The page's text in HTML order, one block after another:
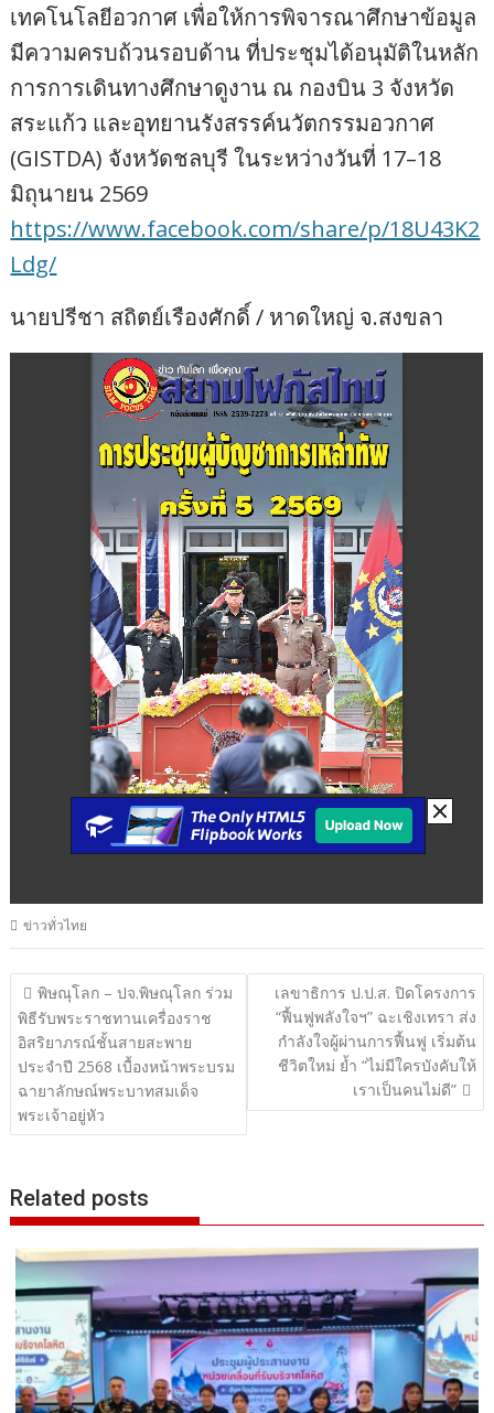
เทคโนโลยีอวกาศ เพื่อให้การพิจารณาศึกษาข้อมูล
มีความครบถ้วนรอบด้าน ที่ประชุมได้อนุมัติในหลัก
การการเดินทางศึกษาดูงาน ณ กองบิน 3 จังหวัด
สระแก้ว และอุทยานรังสรรค์นวัตกรรมอวกาศ
(GISTDA) จังหวัดชลบุรี ในระหว่างวันที่ 17–18
มิถุนายน 2569
https://www.facebook.com/share/p/18U43K2
Ldg/
นายปรีชา สถิตย์เรืองศักดิ์ / หาดใหญ่ จ.สงขลา
ข่าวทั่วไทย
แนะแนว
เรื่อง
พิษณุโลก – ปจ.พิษณุโลก ร่วม
พิธีรับพระราชทานเครื่องราช
อิสริยาภรณ์ชั้นสายสะพาย
ประจำปี 2568 เบื้องหน้าพระบรม
ฉายาลักษณ์พระบาทสมเด็จ
พระเจ้าอยู่หัว
เลขาธิการ ป.ป.ส. ปิดโครงการ
“ฟื้นฟูพลังใจฯ” ฉะเชิงเทรา ส่ง
กำลังใจผู้ผ่านการฟื้นฟู เริ่มต้น
ชีวิตใหม่ ย้ำ “ไม่มีใครบังคับให้
เราเป็นคนไม่ดี”
Related posts